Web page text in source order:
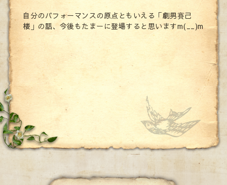
自分のパフォーマンスの原点ともいえる「劇男賽己
楼」の話、今後もたまーに登場すると思いますm(__)m